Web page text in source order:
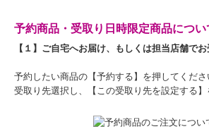
予約商品・受取り日時限定商品につい
【１】ご自宅へお届け、もしくは担当店舗で
予約したい商品の【予約する】を押してくださ
受取り先選択し、【この受取り先を設定する】